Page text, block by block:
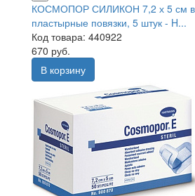
КОСМОПОР СИЛИКОН 7,2 х 5 см
пластырные повязки, 5 штук - H...
Код товара: 440922
670 руб.
В корзину